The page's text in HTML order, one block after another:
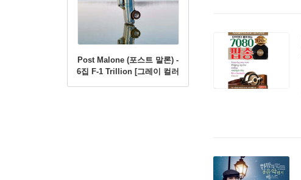
Post Malone (포스트 말론) -
6집 F-1 Trillion [그레이 컬러